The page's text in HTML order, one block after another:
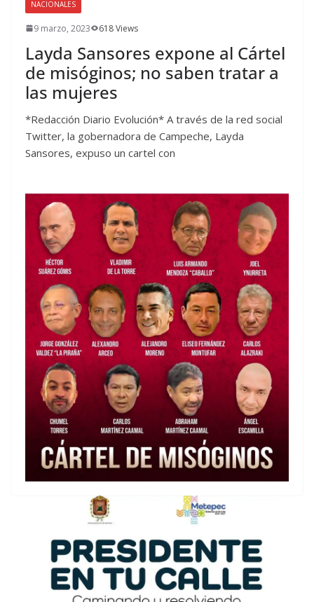
NACIONALES
9 marzo, 2023 618 Views
Layda Sansores expone al Cártel
de misóginos; no saben tratar a
las mujeres
*Redacción Diario Evolución* A través de la red social
Twitter, la gobernadora de Campeche, Layda
Sansores, expuso un cartel con